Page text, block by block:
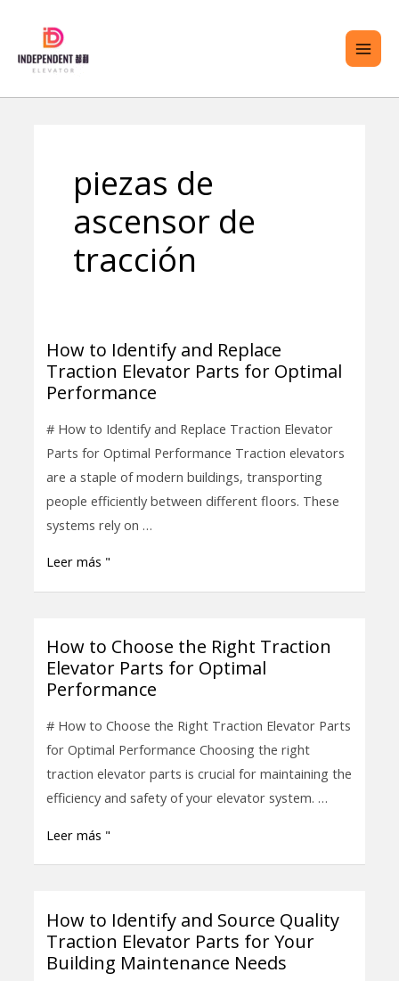
contenido
piezas de
ascensor de
tracción
How to Identify and Replace
Traction Elevator Parts for Optimal
Performance
# How to Identify and Replace Traction Elevator
Parts for Optimal Performance Traction elevators
are a staple of modern buildings, transporting
people efficiently between different floors. These
systems rely on …
How
to
Identify
and
Replace
Traction
Elevator
Parts
Optimal
Performance
Leer más "
How to Choose the Right Traction
Elevator Parts for Optimal
Performance
# How to Choose the Right Traction Elevator Parts
for Optimal Performance Choosing the right
traction elevator parts is crucial for maintaining the
efficiency and safety of your elevator system. …
How
to
Choose
the
Right
Traction
Elevator
for
Optimal
Leer más "
How to Identify and Source Quality
Traction Elevator Parts for Your
Building Maintenance Needs
How
to
Identify